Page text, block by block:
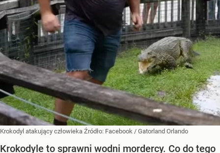
Krokodyl atakujący człowieka Źródło: Facebook / Gatorland Orlando
Krokodyle to sprawni wodni mordercy. Co do tego